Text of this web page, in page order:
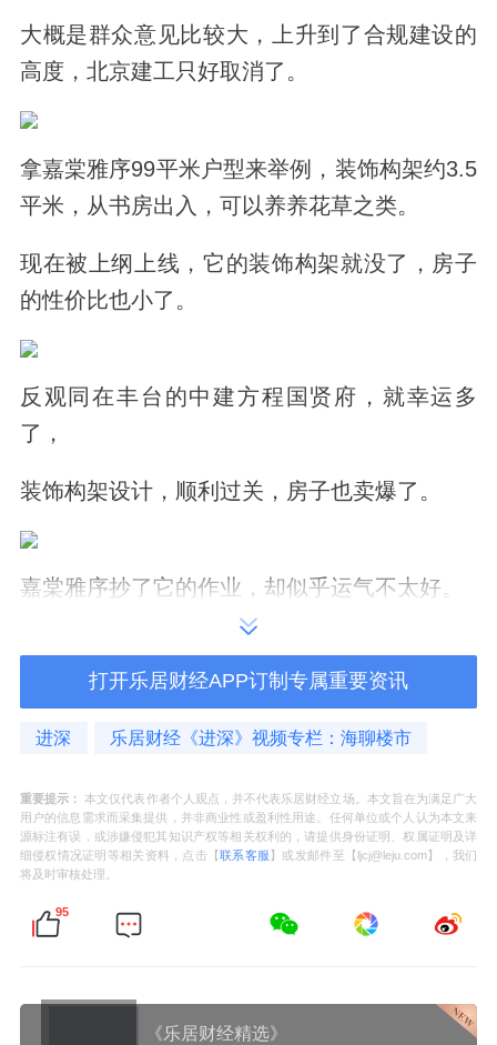
大概是群众意见比较大，上升到了合规建设的
高度，北京建工只好取消了。
拿嘉棠雅序99平米户型来举例，装饰构架约3.5
平米，从书房出入，可以养养花草之类。
现在被上纲上线，它的装饰构架就没了，房子
的性价比也小了。
反观同在丰台的中建方程国贤府，就幸运多
了，
装饰构架设计，顺利过关，房子也卖爆了。
嘉棠雅序抄了它的作业，却似乎运气不太好。
取消装饰构架之后，你怎么看嘉棠雅序的走
势？
开发主体
成立于今年1月6日，注册资本24.72亿元。
二者同属北京建工集团。
打开乐居财经APP订制专属重要资讯
进深 乐居财经《进深》视频专栏：海聊楼市
重要提示： 本文仅代表作者个人观点，并不代表乐居财经立场。本文旨在为满足广大
用户的信息需求而采集提供，并非商业性或盈利性用途。任何单位或个人认为本文来
源标注有误，或涉嫌侵犯其知识产权等相关权利的，请提供身份证明、权属证明及详
细侵权情况证明等相关资料，点击【联系客服 】或发邮件至【ljcj@leju.com】，我们
将及时审核处理。
95
《乐居财经精选》